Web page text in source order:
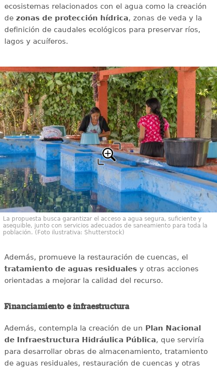
ecosistemas relacionados con el agua como la creación
de zonas de protección hídrica, zonas de veda y la
definición de caudales ecológicos para preservar ríos,
lagos y acuíferos.
La propuesta busca garantizar el acceso a agua segura, suficiente y
asequible, junto con servicios adecuados de saneamiento para toda la
población. (Foto ilustrativa: Shutterstock)
Además, promueve la restauración de cuencas, el
tratamiento de aguas residualesy otras acciones
orientadas a mejorar la calidad del recurso.
Financiamiento e infraestructura
Además, contempla la creación de un Plan Nacional
de Infraestructura Hidráulica Pública, que serviría
para desarrollar obras de almacenamiento, tratamiento
de aguas residuales, restauración de cuencas y otras